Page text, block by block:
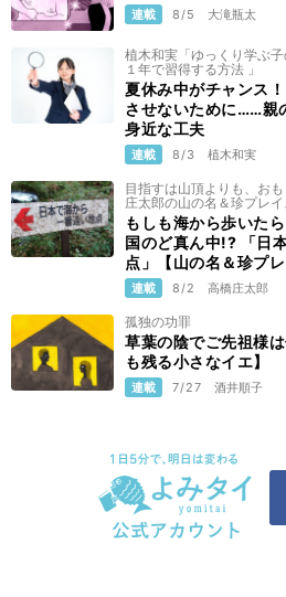
連載 8/5 大滝瓶太
植木和実「ゆっくり学ぶ
１年で習得する方法 」
夏休み中がチャンス
させないために……親
身近な工夫
連載 8/3 植木和実
目指すは山頂よりも、お
庄太郎の山の名＆珍プレイ
もしも海から歩いた
国のど真ん中!? 「日
点」【山の名＆珍プレ
連載 8/2 高橋庄太郎
孤独の功罪
草葉の陰でご先祖様
も残る小さなイエ】
連載 7/27 酒井順子